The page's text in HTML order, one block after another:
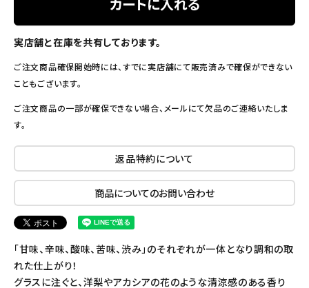
実店舗と在庫を共有しております。
ご注文商品確保開始時には、すでに実店舗にて販売済みで確保ができない
こともございます。
ご注文商品の一部が確保できない場合、メールにて欠品のご連絡いたしま
す。
返品特約について
商品についてのお問い合わせ
「甘味、辛味、酸味、苦味、渋み」のそれぞれが一体となり調和の取
れた仕上がり！
グラスに注ぐと、洋梨やアカシアの花のような清涼感のある香り